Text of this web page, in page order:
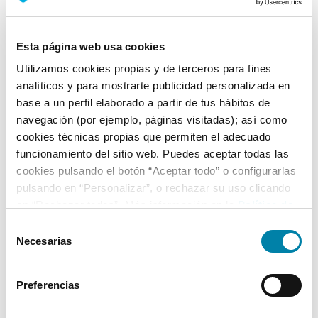
Esta página web usa cookies
Utilizamos cookies propias y de terceros para fines
analíticos y para mostrarte publicidad personalizada en
base a un perfil elaborado a partir de tus hábitos de
navegación (por ejemplo, páginas visitadas); así como
cookies técnicas propias que permiten el adecuado
funcionamiento del sitio web. Puedes aceptar todas las
cookies pulsando el botón “Aceptar todo” o configurarlas
pulsando en “Personalizar”, o rechazar su uso clicando
Necesarias
Preferencias
Equipamiento*
Ficha técnica
Exterior
Interior
Seguridad
Multimedia